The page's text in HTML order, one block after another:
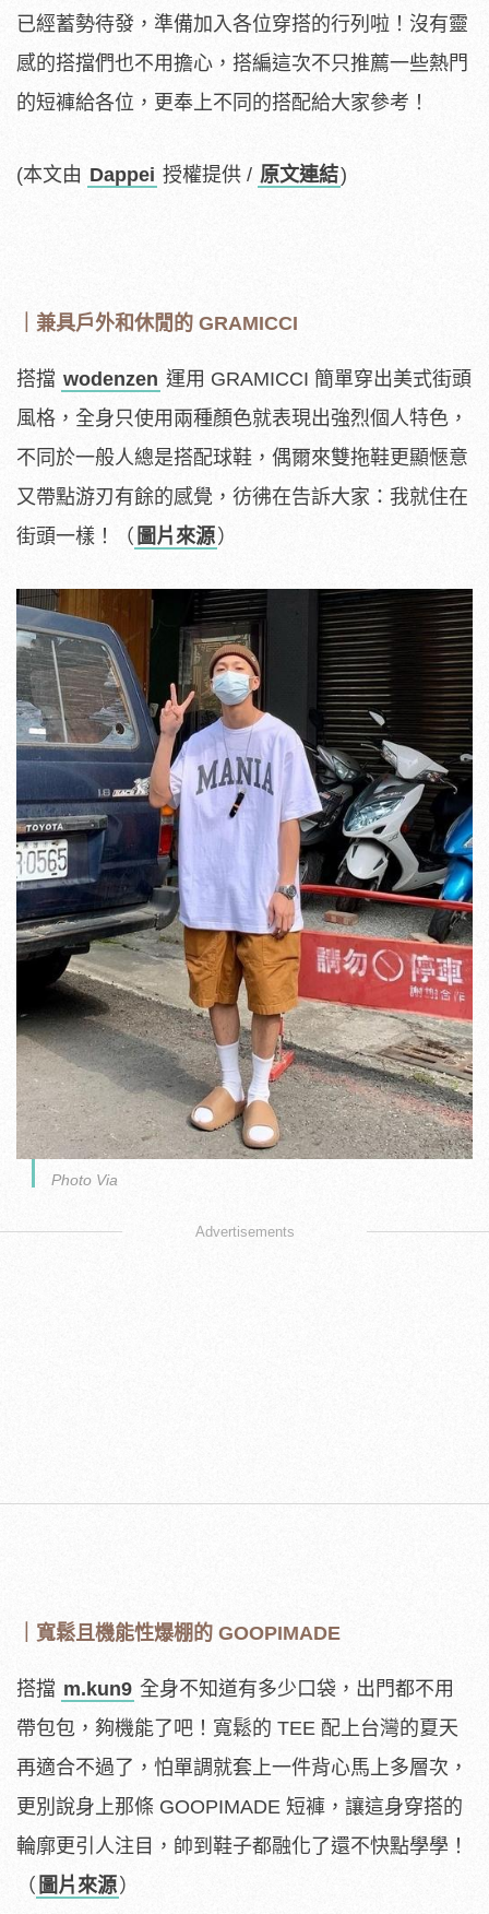
已經蓄勢待發，準備加入各位穿搭的行列啦！沒有靈
感的搭擋們也不用擔心，搭編這次不只推薦一些熱門
的短褲給各位，更奉上不同的搭配給大家參考！
(本文由 Dappei 授權提供 / 原文連結)
｜兼具戶外和休閒的 GRAMICCI
搭擋 wodenzen 運用 GRAMICCI 簡單穿出美式街頭
風格，全身只使用兩種顏色就表現出強烈個人特色，
不同於一般人總是搭配球鞋，偶爾來雙拖鞋更顯愜意
又帶點游刃有餘的感覺，彷彿在告訴大家：我就住在
街頭一樣！（ 圖片來源）
Photo Via
Advertisements
｜寬鬆且機能性爆棚的 GOOPIMADE
搭擋 m.kun9 全身不知道有多少口袋，出門都不用
帶包包，夠機能了吧！寬鬆的 TEE 配上台灣的夏天
再適合不過了，怕單調就套上一件背心馬上多層次，
更別說身上那條 GOOPIMADE 短褲，讓這身穿搭的
輪廓更引人注目，帥到鞋子都融化了還不快點學學！
（ 圖片來源 ）